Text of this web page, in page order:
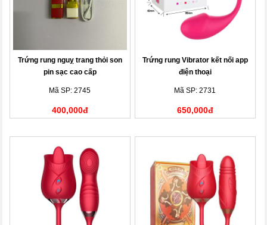
Trứng rung nguỵ trang thỏi son
pin sạc cao cấp
Mã SP: 2745
400,000đ
Trứng rung Vibrator kết nối app
điện thoại
Mã SP: 2731
650,000đ